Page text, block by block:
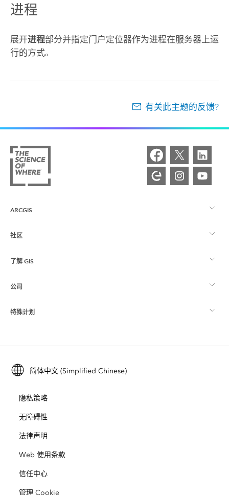
进程
展开进程部分并指定门户定位器作为进程在服务器上运
行的方式。
有关此主题的反馈?
ARCGIS
ArcGIS 概览
制图
Esri Store
社区
Esri 社区
ArcGIS 博客
用户研究和测试
Esri 年轻专家关系网
了解 GIS
什么是 GIS？
位置智能
培训
ArcUser
ArcNews
ArcWatch
Esri Press
Esri 视频
公司
关于 Esri
招贤纳士
开放视野
业务行为准则
特殊计划
ArcGIS for Student Use
保护
教育
简体中文 (Simplified Chinese)
隐私策略
无障碍性
法律声明
Web 使用条款
信任中心
管理 Cookie